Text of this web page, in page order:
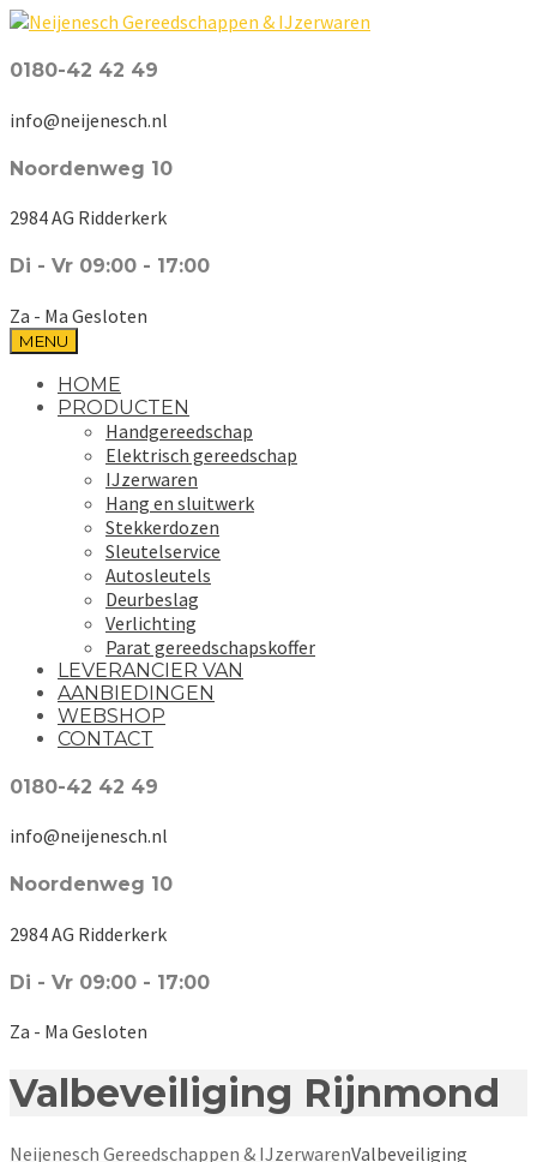
0180-42 42 49
info@neijenesch.nl
Noordenweg 10
2984 AG Ridderkerk
Di - Vr 09:00 - 17:00
Za - Ma Gesloten
MENU
HOME
PRODUCTEN
Handgereedschap
Elektrisch gereedschap
IJzerwaren
Hang en sluitwerk
Stekkerdozen
Sleutelservice
Autosleutels
Deurbeslag
Verlichting
Parat gereedschapskoffer
LEVERANCIER VAN
AANBIEDINGEN
WEBSHOP
CONTACT
0180-42 42 49
info@neijenesch.nl
Noordenweg 10
2984 AG Ridderkerk
Di - Vr 09:00 - 17:00
Za - Ma Gesloten
Valbeveiliging Rijnmond
Neijenesch Gereedschappen & IJzerwarenValbeveiliging